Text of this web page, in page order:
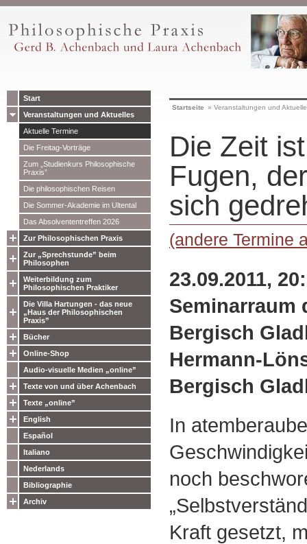
Start
Veranstaltungen und Aktuelles
Aktuelle Termine
Die Freitag-Vorträge
Zum „Studienkurs Philosophische
Praxis”
Die philosophischen Reisen
Die Sommer-Akademie im Ultental
Das Absolvententreffen 2026
Zur Philosophischen Praxis
Zur „Sprechstunde” beim
Philosophen
Weiterbildung zum
Philosophischen Praktiker
Die Villa Hartungen - das neue
„Haus der Philosophischen
Praxis”
Bücher
Online-Shop
Audio-visuelle Medien „online”
Texte von und über Achenbach
Texte „online”
English
Español
Italiano
Nederlands
Bibliographie
Archiv
Startseite » Veranstaltungen und
Die Zeit
Fugen,
sich
(andere Termine
23.09.2011,
Seminarraum
Bergisch
Hermann-
Bergisch
In
noch
Kraft gesetzt,